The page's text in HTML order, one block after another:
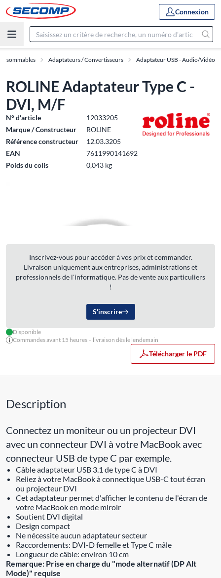
Connexion
Adaptateurs / Convertisseurs Adaptateur USB - Audio/Vidéo
ROLINE Adaptateur Type C -
DVI, M/F
N° d'article
12033205
Marque / Constructeur
ROLINE
Référence constructeur
12.03.3205
EAN
7611990141692
Poids du colis
0,043 kg
Inscrivez-vous pour accéder à vos prix et commander.
Livraison uniquement aux entreprises, administrations et
professionnels de l'informatique. Pas de vente aux particuliers
!
S'inscrire
Disponible
Commandes avant 15 heures – livraison dès le lendemain
Télécharger le PDF
Description
Connectez un moniteur ou un projecteur DVI
avec un connecteur DVI à votre MacBook avec
connecteur USB de type C par exemple.
Câble adaptateur USB 3.1 de type C à DVI
Reliez à votre MacBook à connectique USB-C tout écran
ou projecteur DVI
Cet adaptateur permet d'afficher le contenu de l'écran de
votre MacBook en mode miroir
Soutient DVI digital
Design compact
Ne nécessite aucun adaptateur secteur
Raccordements: DVI-D femelle et Type C mâle
Longueur de câble: environ 10 cm
Remarque: Prise en charge du "mode alternatif (DP Alt
Mode)" requise